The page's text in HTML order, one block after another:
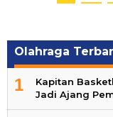
Olahraga
1
Kapitan
Jadi Ajang